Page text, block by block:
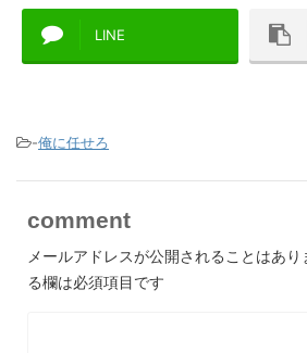
LINE
-俺に任せろ
comment
メールアドレスが公開されることはあり
る欄は必須項目です